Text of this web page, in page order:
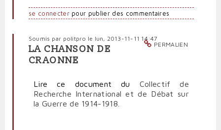
se connecterpour publier des commentaires
PERMALIEN
Soumis par politpro le lun, 2013-11-11 14:47
LA CHANSON DE
CRAONNE
Lire ce document du Collectif de
Recherche International et de Débat sur
la Guerre de 1914-1918.